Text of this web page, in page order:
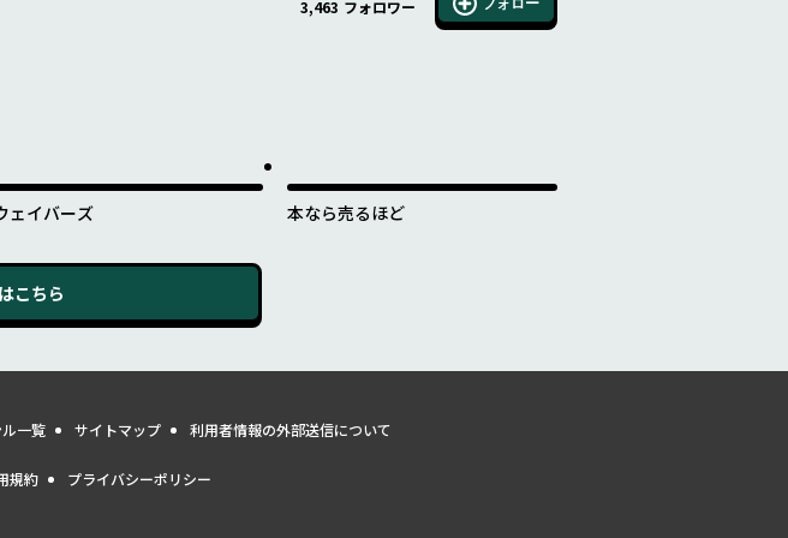
3,463 フォロワー フォロー
ェイバーズ 本なら売るほど
こちら
一覧 サイトマップ 利用者情報の外部送信について
規約 プライバシーポリシー